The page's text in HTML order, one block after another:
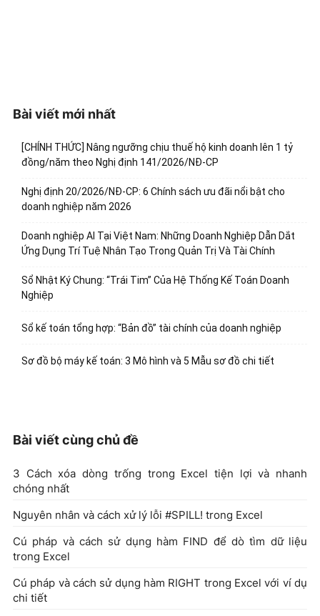
Bài viết mới nhất
[CHÍNH THỨC] Nâng ngưỡng chịu thuế hộ kinh doanh lên 1 tỷ
đồng/năm theo Nghị định 141/2026/NĐ-CP
Nghị định 20/2026/NĐ-CP: 6 Chính sách ưu đãi nổi bật cho
doanh nghiệp năm 2026
Doanh nghiệp AI Tại Việt Nam: Những Doanh Nghiệp Dẫn Dắt
Ứng Dụng Trí Tuệ Nhân Tạo Trong Quản Trị Và Tài Chính
Sổ Nhật Ký Chung: “Trái Tim” Của Hệ Thống Kế Toán Doanh
Nghiệp
Sổ kế toán tổng hợp: “Bản đồ” tài chính của doanh nghiệp
Sơ đồ bộ máy kế toán: 3 Mô hình và 5 Mẫu sơ đồ chi tiết
Bài viết cùng chủ đề
3 Cách xóa dòng trống trong Excel tiện lợi và nhanh
chóng nhất
Nguyên nhân và cách xử lý lỗi #SPILL! trong Excel
Cú pháp và cách sử dụng hàm FIND để dò tìm dữ liệu
trong Excel
Cú pháp và cách sử dụng hàm RIGHT trong Excel với ví dụ
chi tiết